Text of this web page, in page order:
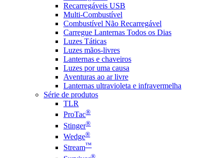
Recarregáveis USB
Multi-Combustível
Combustível Não Recarregável
Carregue Lanternas Todos os Dias
Luzes Táticas
Luzes mãos-livres
Lanternas e chaveiros
Luzes por uma causa
Aventuras ao ar livre
Lanternas ultravioleta e infravermelha
Série de produtos
TLR
ProTac®
Stinger®
Wedge®
Stream™
®